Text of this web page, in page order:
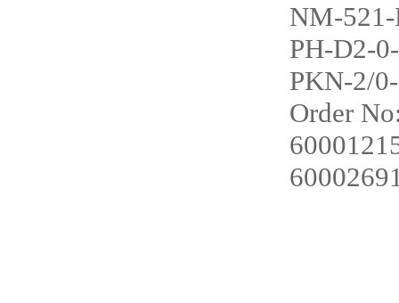
NM-
PH-D2-
PKN-2/
Order